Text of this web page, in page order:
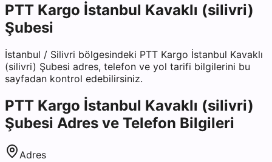
PTT Kargo İstanbul Kavaklı (silivri)
Şubesi
İstanbul / Silivri bölgesindeki PTT Kargo İstanbul Kavaklı
(silivri) Şubesi adres, telefon ve yol tarifi bilgilerini bu
sayfadan kontrol edebilirsiniz.
PTT Kargo İstanbul Kavaklı (silivri)
Şubesi Adres ve Telefon Bilgileri
Adres